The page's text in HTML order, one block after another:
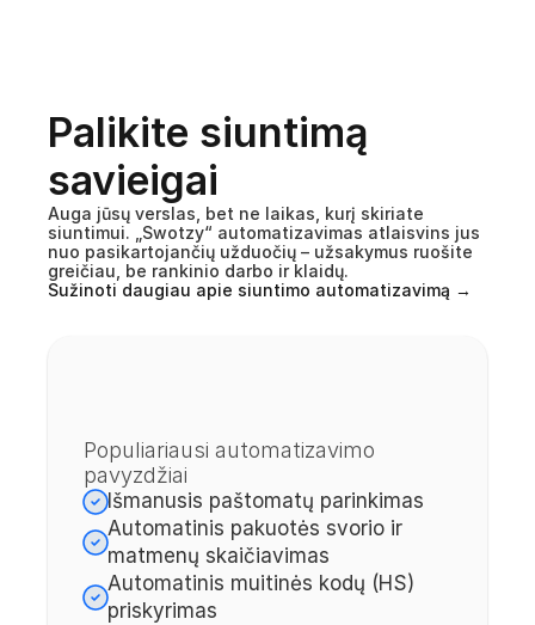
SIUNTIMO AUTOMATIZAVIMAS
Palikite siuntimą
savieigai
Auga jūsų verslas, bet ne laikas, kurį skiriate
siuntimui. „Swotzy“ automatizavimas atlaisvins jus
nuo pasikartojančių užduočių – užsakymus ruošite
greičiau, be rankinio darbo ir klaidų.
Sužinoti daugiau apie siuntimo automatizavimą →
Populiariausi automatizavimo
pavyzdžiai
Išmanusis paštomatų parinkimas
Automatinis pakuotės svorio ir
matmenų skaičiavimas
Automatinis muitinės kodų (HS)
priskyrimas